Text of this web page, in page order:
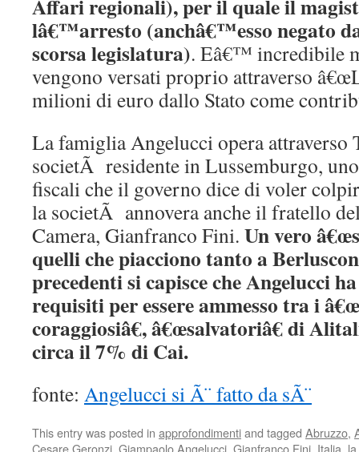
Affari regionali), per il quale il
lâ€™arresto (anchâ€™esso negato
scorsa legislatura). Eâ€™ incredibile
vengono versati proprio attraverso
milioni di euro dallo Stato come
La famiglia Angelucci opera attraverso
societÃ residente in Lussemburgo,
fiscali che il governo dice di voler
la societÃ annovera anche il fratello
Camera, Gianfranco Fini. Un vero
quelli che piacciono tanto a
precedenti si capisce che Angelucci
requisiti per essere ammesso tra i
coraggiosiâ€, â€œsalvatoriâ€ di
circa il 7% di Cai.
fonte: Angelucci si Ã¨ fatto da sÃ¨
This entry was posted in approfondimentiand tagged Abruzzo,
Cesare Geronzi Giampaolo Angelucci Gianfranco Fini Italia